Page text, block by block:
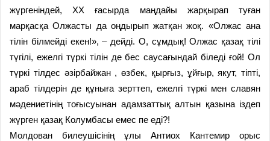
жүргеніндей, ХХ ғасырда маңдайы жарқырап туған
марқасқа Олжасты да оңдырып жатқан жоқ. «Олжас ана
тілін білмейді екен!», – дейді. О, сұмдық! Олжас қазақ тілі
түгілі, ежелгі түркі тілін де бес саусағындай біледі ғой! Ол
түркі тілдес әзірбайжан , өзбек, қырғыз, ұйғыр, якут, тіпті,
араб тілдерін де құныға зерттеп, ежелгі түркі мен славян
мәдениетінің тоғысуынан адамзаттық алтын қазына іздеп
жүрген қазақ Колумбасы емес пе еді?!
Молдован билеушісінің ұлы Антиох Кантемир орыс